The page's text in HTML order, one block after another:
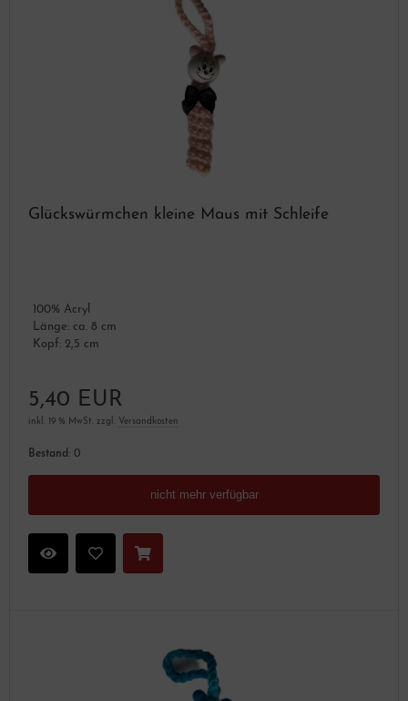
Glückswürmchen kleine Maus mit Schleife
100% Acryl
Länge: ca. 8 cm
Kopf: 2,5 cm
5,40 EUR
inkl. 19 % MwSt. zzgl. Versandkosten
Bestand: 0
nicht mehr verfügbar